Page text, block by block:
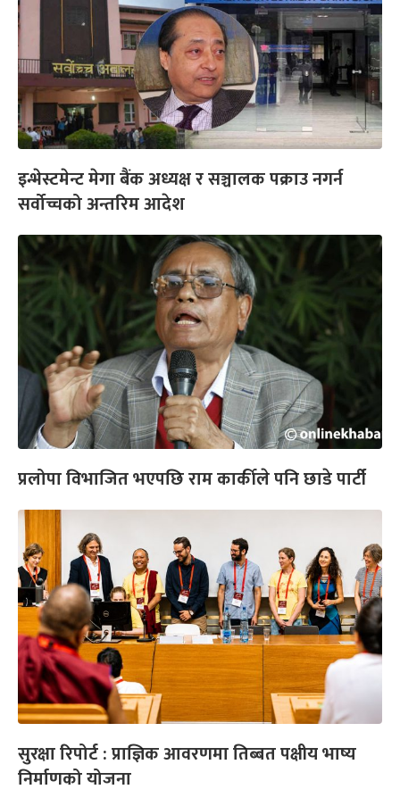
इन्भेस्टमेन्ट मेगा बैंक अध्यक्ष र सञ्चालक पक्राउ नगर्न
सर्वोच्चको अन्तरिम आदेश
प्रलोपा विभाजित भएपछि राम कार्कीले पनि छाडे पार्टी
सुरक्षा रिपोर्ट : प्राज्ञिक आवरणमा तिब्बत पक्षीय भाष्य
निर्माणको योजना